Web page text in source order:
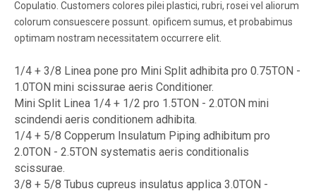
Copulatio. Customers colores pilei plastici, rubri, rosei vel aliorum
colorum consuescere possunt. opificem sumus, et probabimus
optimam nostram necessitatem occurrere elit.
1/4 + 3/8 Linea pone pro Mini Split adhibita pro 0.75TON -
1.0TON mini scissurae aeris Conditioner.
Mini Split Linea 1/4 + 1/2 pro 1.5TON - 2.0TON mini
scindendi aeris conditionem adhibita.
1/4 + 5/8 Copperum Insulatum Piping adhibitum pro
2.0TON - 2.5TON systematis aeris conditionalis
scissurae.
3/8 + 5/8 Tubus cupreus insulatus applica 3.0TON -